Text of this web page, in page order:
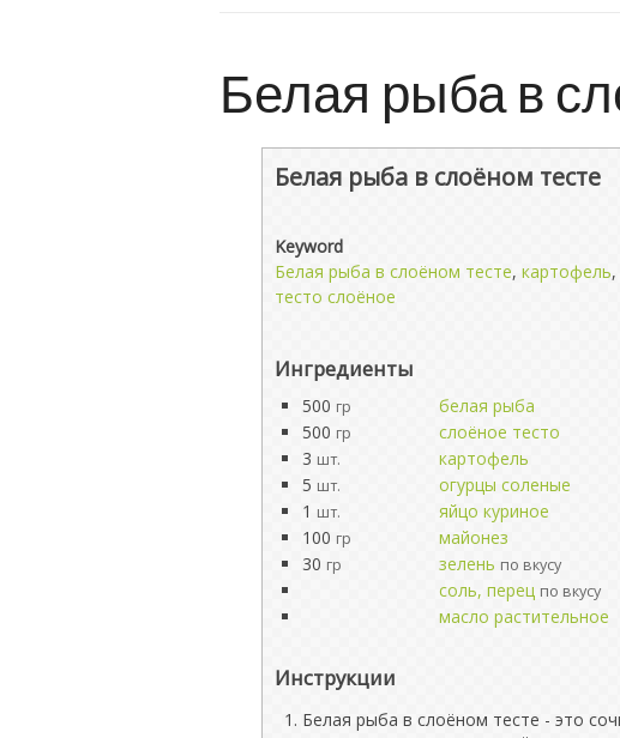
Белая рыба в
Белая рыба в слоёном тесте
Keyword
Белая рыба в слоёном тесте, картофель,
тесто слоёное
Ингредиенты
500 гр
белая рыба
500 гр
слоёное тесто
3 шт.
картофель
5 шт.
огурцы соленые
1 шт.
яйцо куриное
100 гр
майонез
30 гр зелень по вкусу
соль, перец по вкусу
масло растительное
Инструкции
Белая рыба в слоёном тесте - это